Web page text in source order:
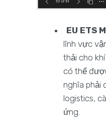
EU ETS
lĩnh vực
thải cho
có thể
nghĩa phải
logistics,
ứng.